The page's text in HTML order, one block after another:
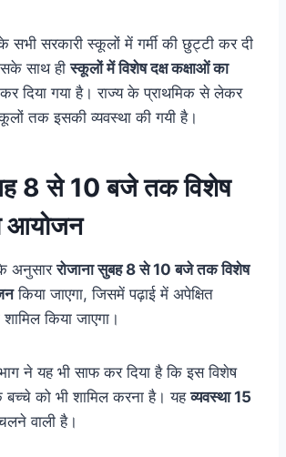
सभी सरकारी स्कूलों में गर्मी की छुट्टी कर दी
साथ हीस्कूलों में विशेष दक्ष कक्षाओं का
दिया गया है। राज्य के प्राथमिक से लेकर
तक इसकी व्यवस्था की गयी है।
8 से 10 बजे तक विशेष
आयोजन
के अनुसाररोजाना सुबह 8 से 10 बजे तक विशेष
किया जाएगा, जिसमें पढ़ाई में अपेक्षित
किया जाएगा।
ने यह भी साफ कर दिया है कि इस विशेष
बच्चे को भी शामिल करना है। यहव्यवस्था 15
वाली है।